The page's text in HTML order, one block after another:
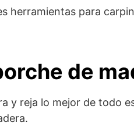
herramientas para
de
y reja lo mejor de todo